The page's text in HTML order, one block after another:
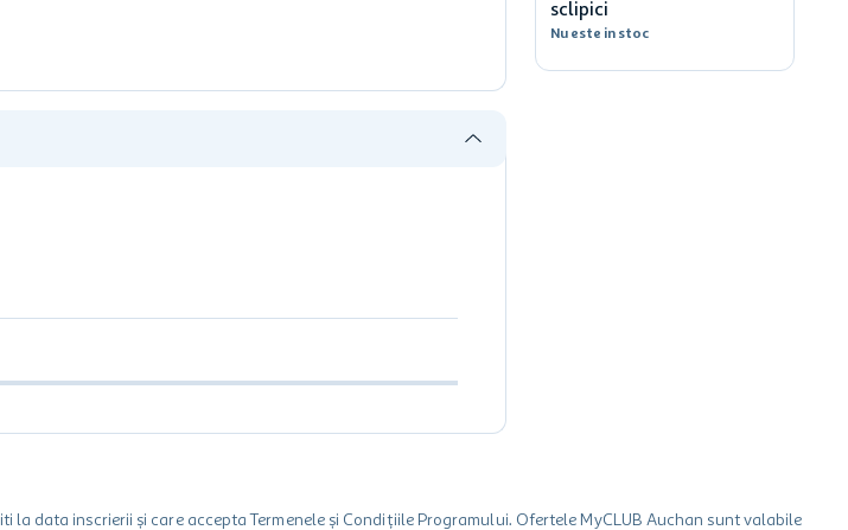
sclipici
Nu este in stoc
la data inscrierii și care accepta Termenele și Condițiile Programului. Ofertele MyCLUB Auchan sunt valabile